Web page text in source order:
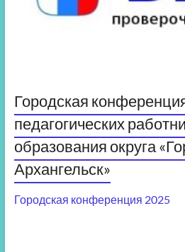
Городская
педагогических
образования округа
Архангельск»
Городская конференция 2025